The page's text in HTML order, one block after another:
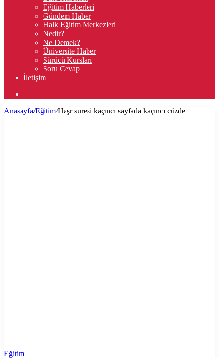
Eğitim Haberleri
Gündem Haber
Halk Eğitim Merkezleri
Nedir?
Ne Demek?
Üniversite Haber
Sürücü Kursları
Soru Cevap
İletişim
...
Anasayfa/Eğitim/Haşr suresi kaçıncı sayfada kaçıncı cüzde
Eğitim